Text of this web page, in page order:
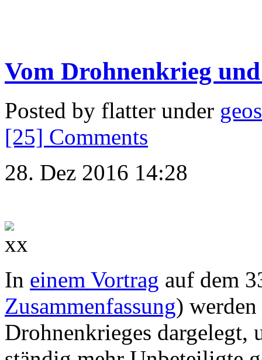
Vom Drohnenkrieg
Posted by flatter under
[25] Comments
28. Dez 2016 14:28
In einem Vortrag auf dem
Zusammenfassung)
Drohnenkrieges dargelegt,